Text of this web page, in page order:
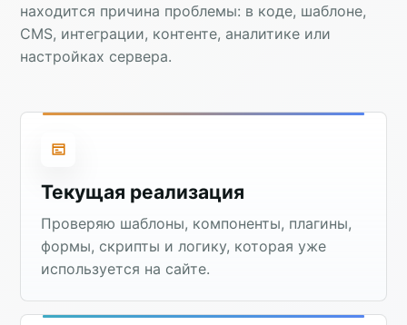
находится причина проблемы: в коде, шаблоне,
CMS, интеграции, контенте, аналитике или
настройках сервера.
Текущая реализация
Проверяю шаблоны, компоненты, плагины,
формы, скрипты и логику, которая уже
используется на сайте.